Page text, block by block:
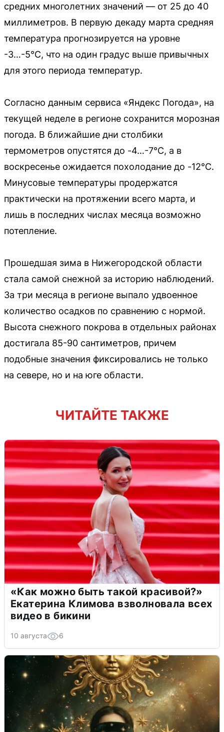
средних многолетних значений — от 25 до 40
миллиметров. В первую декаду марта средняя
температура прогнозируется на уровне
-3…-5°С, что на один градус выше привычных
для этого периода температур.
Согласно данным сервиса «Яндекс Погода», на
текущей неделе в регионе сохранится морозная
погода. В ближайшие дни столбики
термометров опустятся до -4…-7°С, а в
воскресенье ожидается похолодание до -12°С.
Минусовые температуры продержатся
практически на протяжении всего марта, и
лишь в последних числах месяца возможно
потепление.
Прошедшая зима в Нижегородской области
стала самой снежной за историю наблюдений.
За три месяца в регионе выпало удвоенное
количество осадков по сравнению с нормой.
Высота снежного покрова в отдельных районах
достигала 85-90 сантиметров, причем
подобные значения фиксировались не только
на севере, но и на юге области.
ЧИТАЙТЕ ТАКЖЕ
«Как можно быть такой красивой?»
Екатерина Климова взволновала всех
видео в бикини
10 августа 6